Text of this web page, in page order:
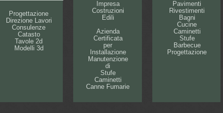
Progettazione
Direzione Lavori
Consulenze
Catasto
Tavole 2d
Modelli 3d
Impresa
Costruzioni
Edili
Azienda
Certificata
per
Installazione
Manutenzione
di
Stufe
Caminetti
Canne Fumarie
Pavimenti
Rivestimenti
Bagni
Cucine
Caminetti
Stufe
Barbecue
Progettazione